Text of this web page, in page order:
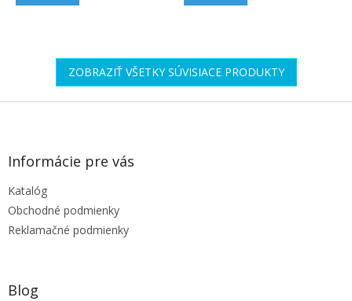
ZOBRAZIŤ VŠETKY SÚVISIACE PRODUKTY
Z
Informácie pre vás
Katalóg
Obchodné podmienky
Reklamačné podmienky
Blog